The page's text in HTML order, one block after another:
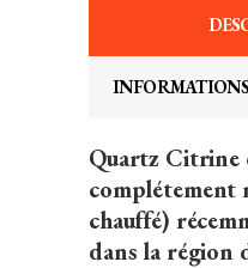
Quartz Citrine
complétement
chauffé)
dans la région